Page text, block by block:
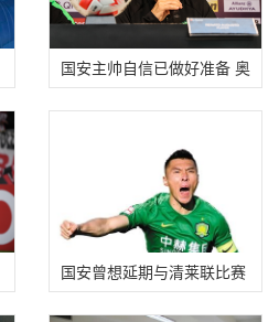
国安主帅自信已做好准备 奥
古斯托期待亚
国安曾想延期与清莱联比赛
于大宝李磊能